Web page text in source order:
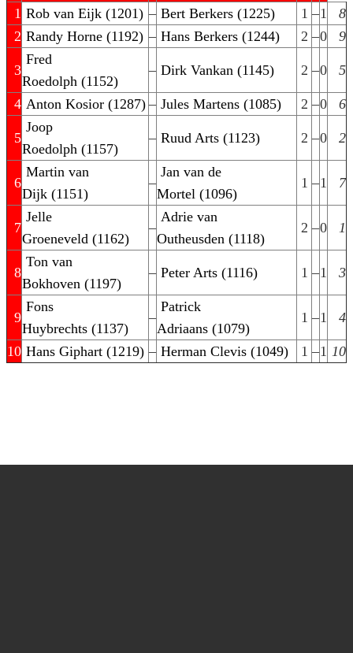
1 Rob van Eijk (1201) – Bert Berkers (1225) 1 –1
8
2 Randy Horne (1192) – Hans Berkers (1244) 2 –0 9
3
Fred
Roedolph (1152)
– Dirk Vankan (1145) 2 –0 5
4 Anton Kosior (1287) – Jules Martens (1085) 2 –0 6
5
Joop
Roedolph (1157)
– Ruud Arts (1123) 2 –0 2
6
Martin van
Dijk (1151)
–
Jan van de
Mortel (1096)
1 –1 7
7
Jelle
Groeneveld (1162)
–
Adrie van
Outheusden (1118)
2 –0 1
8
Ton van
Bokhoven (1197)
– Peter Arts (1116) 1 –1 3
9
Fons
Huybrechts (1137)
–
Patrick
Adriaans (1079)
1 –1 4
10 Hans Giphart (1219) – Herman Clevis (1049) 1 –1 10